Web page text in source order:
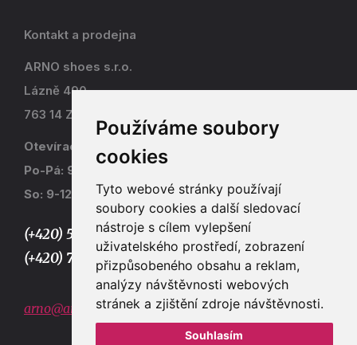
Používáme soubory
cookies
Tyto webové stránky používají
soubory cookies a další sledovací
nástroje s cílem vylepšení
uživatelského prostředí, zobrazení
přizpůsobeného obsahu a reklam,
analýzy návštěvnosti webových
stránek a zjištění zdroje návštěvnosti.
Souhlasím
Kontakt a prodejna
ARNO shoes s.r.o.
Lázně 490
763 14 Zlín - Kostelec
Otevírací doba
Po-Pá: 9-17
So: 9-12
(+420) 577 915 036,
(+420) 773 667 390
arno@arno.cz